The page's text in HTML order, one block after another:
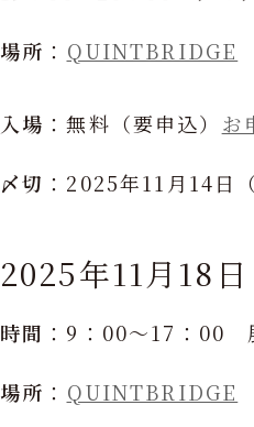
場所 ： QUINTBRIDGE
入場 ：無料（要申込） お
〆切 ：2025年11月14日
2025年11月18
時間 ：9：00～17：00
場所 ： QUINTBRIDGE